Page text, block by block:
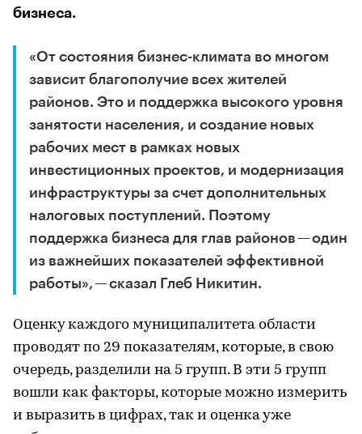
бизнеса.
«От состояния бизнес-климата во многом
зависит благополучие всех жителей
районов. Это и поддержка высокого уровня
занятости населения, и создание новых
рабочих мест в рамках новых
инвестиционных проектов, и модернизация
инфраструктуры за счет дополнительных
налоговых поступлений. Поэтому
поддержка бизнеса для глав районов — один
из важнейших показателей эффективной
работы», — сказал Глеб Никитин.
Оценку каждого муниципалитета области
проводят по 29 показателям, которые, в свою
очередь, разделили на 5 групп. В эти 5 групп
вошли как факторы, которые можно измерить
и выразить в цифрах, так и оценка уже